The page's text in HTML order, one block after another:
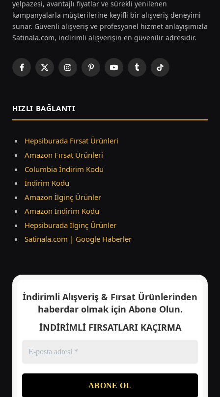
yelpazesi, avantajlı fiyatlar ve sürekli yenilenen
kampanyalarla müşterilerine keyifli bir alışveriş deneyimi
sunar. Güvenli alışveriş ve profesyonel hizmet anlayışımızla
Satinala.com, indirimli alışverişin en güvenilir adresidir.
Facebook
X
InstagramPinterestYouTubeTumblrTikTok
HIZLI BAĞLANTI
Hepsiburada Fırsat Ürünleri
Amazon Fırsat Ürünleri
Columbia İndirim Kodu
İndirim Kodu
Amazon İlginç Ürünler
Amazon İndirim Kodu
Hepsiburada İlginç Ürünler
Satinala.com | Google Haberler
İndirimli Alışveriş & Fırsat Ürünlerinden
haberdar olmak için Abone Olun.
İNDİRİMLİ FIRSATLARI KAÇIRMA